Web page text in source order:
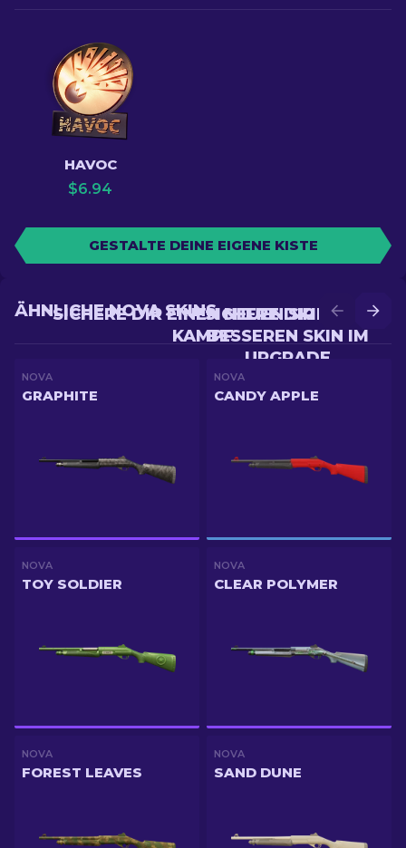
HAVOC
$6.94
GESTALTE DEINE EIGENE KISTE
SICHERE DIR EINEN
BESSEREN SKIN IM
UPGRADE
SICHERE DIR EINEN NEUEN SKIN IM
KAMPF
ÄHNLICHE NOVA SKINS
NOVA
GRAPHITE
NOVA
CANDY APPLE
NOVA
TOY SOLDIER
NOVA
CLEAR POLYMER
NOVA
FOREST LEAVES
NOVA
SAND DUNE